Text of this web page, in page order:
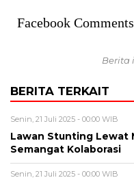
Facebook
Berita
BERITA TERKAIT
Senin, 21 Juli 2025 - 00:00 WIB
Lawan Stunting Lewat
Semangat Kolaborasi
Senin, 21 Juli 2025 - 00:00 WIB